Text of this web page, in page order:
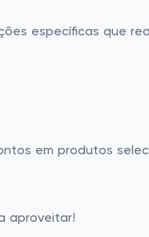
específicas que
em produtos
aproveitar!